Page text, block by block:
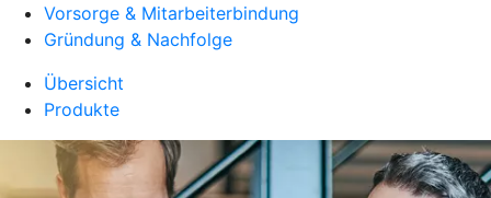
Vorsorge & Mitarbeiterbindung
Gründung & Nachfolge
Übersicht
Produkte